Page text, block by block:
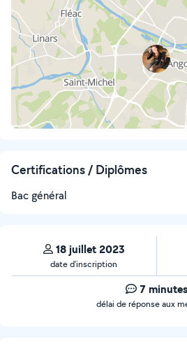
Certifications / Diplômes
Bac général
18 juillet 2023
date d’inscription
7 minutes
délai de réponse aux